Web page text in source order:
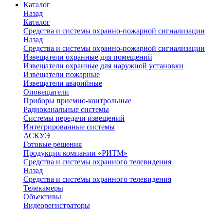
Каталог
Назад
Каталог
Средства и системы охранно-пожарной сигнализации
Назад
Средства и системы охранно-пожарной сигнализации
Извещатели охранные для помещений
Извещатели охранные для наружной установки
Извещатели пожарные
Извещатели аварийные
Оповещатели
Приборы приемно-контрольные
Радиоканальные системы
Системы передачи извещений
Интегрированные системы
АСКУЭ
Готовые решения
Продукция компании «РИТМ»
Средства и системы охранного телевидения
Назад
Средства и системы охранного телевидения
Телекамеры
Объективы
Видеорегистраторы